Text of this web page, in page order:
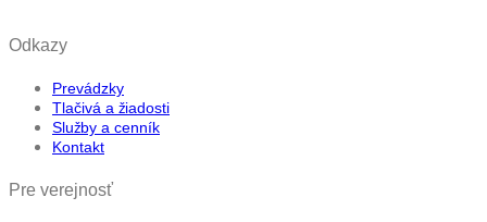
Odkazy
Prevádzky
Tlačivá a žiadosti
Služby a cenník
Kontakt
Pre verejnosť